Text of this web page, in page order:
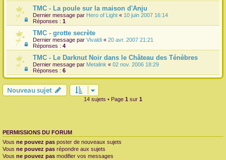
TMC - La poule sur la maison d'Anju
Dernier message par Hero of Light « 10 juin 2007 16:14
Réponses : 1
TMC - grotte secrète
Dernier message par Vivaldi « 20 avr. 2007 21:21
Réponses : 4
TMC - Le Darknut Noir dans le Château des Ténèbres
Dernier message par Metalink « 02 nov. 2006 18:29
Réponses : 6
Nouveau sujet
14 sujets • Page 1 sur 1
PERMISSIONS DU FORUM
Vous ne pouvez pas poster de nouveaux sujets
Vous ne pouvez pas répondre aux sujets
Vous ne pouvez pas modifier vos messages